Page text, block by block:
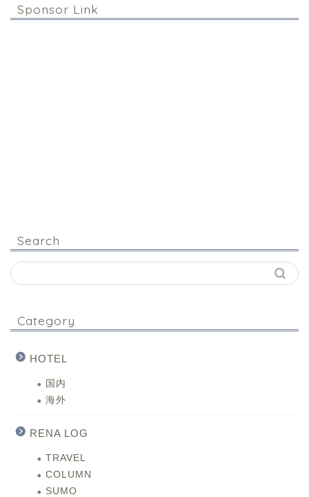
Sponsor Link
Search
Category
HOTEL
国内
海外
RENA LOG
TRAVEL
COLUMN
SUMO